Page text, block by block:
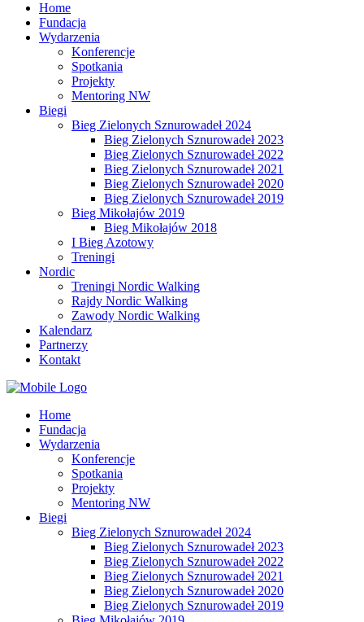
Home
Fundacja
Wydarzenia
Konferencje
Spotkania
Projekty
Mentoring NW
Biegi
Bieg Zielonych Sznurowadeł 2024
Bieg Zielonych Sznurowadeł 2023
Bieg Zielonych Sznurowadeł 2022
Bieg Zielonych Sznurowadeł 2021
Bieg Zielonych Sznurowadeł 2020
Bieg Zielonych Sznurowadeł 2019
Bieg Mikołajów 2019
Bieg Mikołajów 2018
I Bieg Azotowy
Treningi
Nordic
Treningi Nordic Walking
Rajdy Nordic Walking
Zawody Nordic Walking
Kalendarz
Partnerzy
Kontakt
Home
Fundacja
Wydarzenia
Konferencje
Spotkania
Projekty
Mentoring NW
Biegi
Bieg Zielonych Sznurowadeł 2024
Bieg Zielonych Sznurowadeł 2023
Bieg Zielonych Sznurowadeł 2022
Bieg Zielonych Sznurowadeł 2021
Bieg Zielonych Sznurowadeł 2020
Bieg Zielonych Sznurowadeł 2019